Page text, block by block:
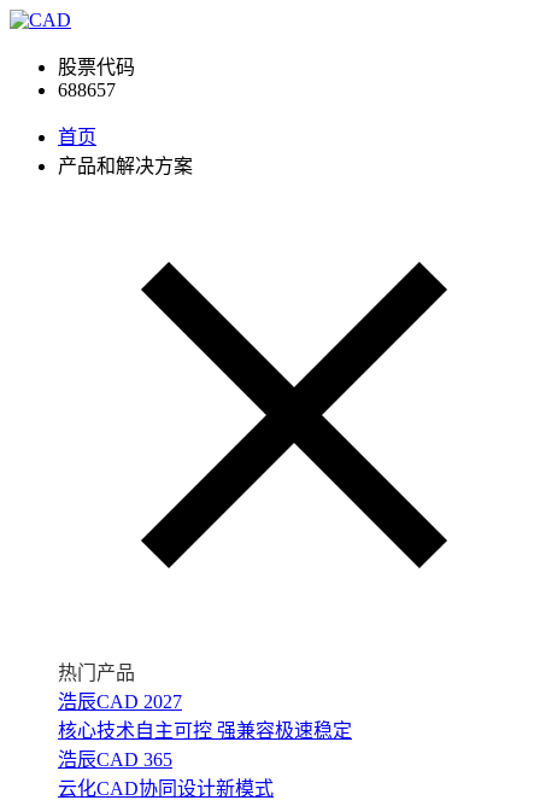
股票代码
688657
首页
产品和解决方案
热门产品
浩辰CAD 2027
核心技术自主可控 强兼容极速稳定
浩辰CAD 365
云化CAD协同设计新模式